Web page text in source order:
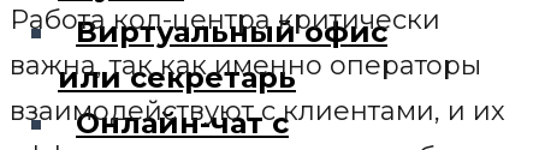
Виртуальный офис
или секретарь
Онлайн-чат с
Работа кол-центра критически
важна, так как именно операторы
взаимодействуют с клиентами, и их